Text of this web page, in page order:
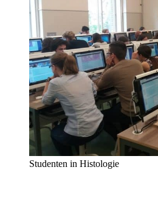
Studenten in Histologie